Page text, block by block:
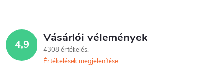
4,9 Vásárlói vélemények
4308 értékelés
Értékelések megjelenítése